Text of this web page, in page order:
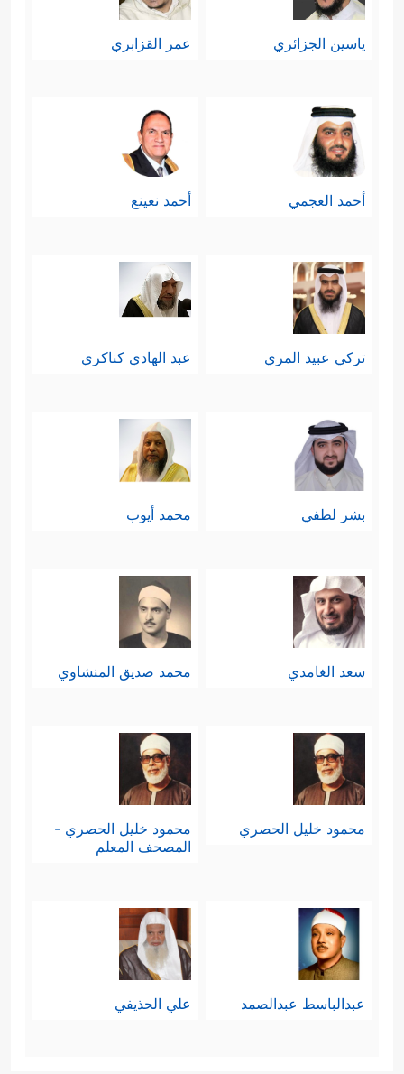
ياسين الجزائري عمر القزابري
أحمد العجمي أحمد نعينع
تركي عبيد المري عبد الهادي كناكري
بشر لطفي محمد أيوب
سعد الغامدي محمد صديق المنشاوي
محمود خليل الحصري
محمود خليل الحصري -
المصحف المعلم
عبدالباسط عبدالصمد علي الحذيفي